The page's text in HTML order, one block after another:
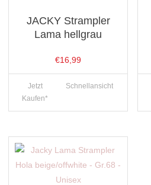
JACKY Strampler
Lama hellgrau
€16,99
Jetzt
Kaufen*
Schnellansicht